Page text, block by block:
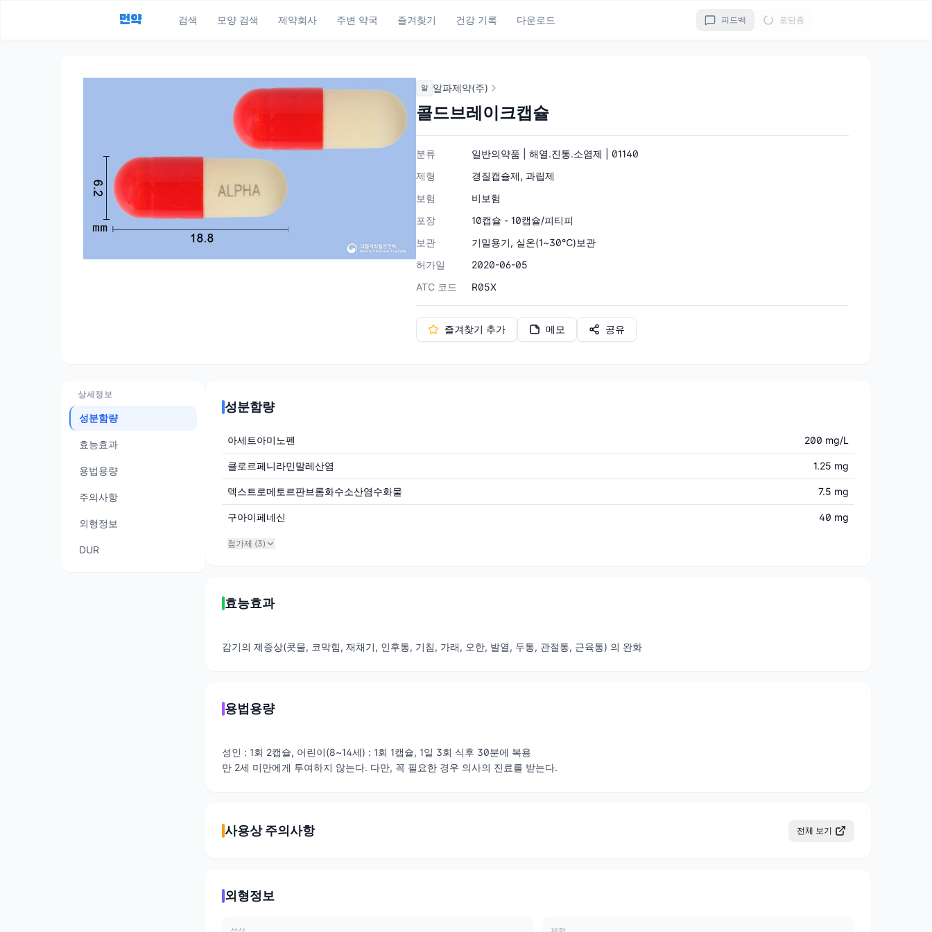
먼약 검색 모양 검색 제약회사 주변 약국 즐겨찾기 건강 기록 다운로드 피드백 로딩중
알 알파제약(주)
콜드브레이크캡슐
분류
일반의약품 | 해열.진통.소염제 | 01140
제형
경질캡슐제, 과립제
보험
비보험
포장
10캡슐 - 10캡슐/피티피
보관
기밀용기, 실온(1~30℃)보관
허가일
2020-06-05
ATC 코드
R05X
즐겨찾기 추가 메모 공유
상세정보
성분함량
효능효과
용법용량
주의사항
외형정보
DUR
성분함량
아세트아미노펜 200 mg/L
클로르페니라민말레산염 1.25 mg
덱스트로메토르판브롬화수소산염수화물 7.5 mg
구아이페네신 40 mg
첨가제 (3)
효능효과
감기의 제증상(콧물, 코막힘, 재채기, 인후통, 기침, 가래, 오한, 발열, 두통, 관절통, 근육통) 의 완화
용법용량
성인 : 1회 2캡슐, 어린이(8~14세) : 1회 1캡슐, 1일 3회 식후 30분에 복용
만 2세 미만에게 투여하지 않는다. 다만, 꼭 필요한 경우 의사의 진료를 받는다.
사용상 주의사항 전체 보기
외형정보